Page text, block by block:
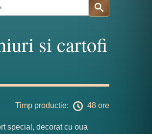
si cartofi
Timp productie: 48 ore
special, decorat cu oua